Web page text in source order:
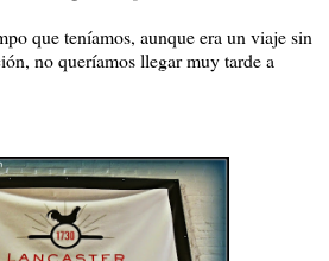
que teníamos, aunque era un viaje sin
no queríamos llegar muy tarde a